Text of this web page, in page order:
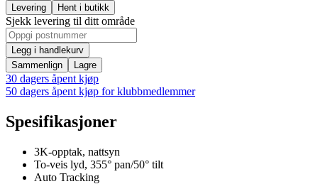
Levering Hent i butikk
Sjekk levering til ditt område
Legg i handlekurv
Sammenlign
Lagre
30 dagers åpent kjøp
50 dagers åpent kjøp for klubbmedlemmer
Spesifikasjoner
3K-opptak, nattsyn
To-veis lyd, 355° pan/50° tilt
Auto Tracking